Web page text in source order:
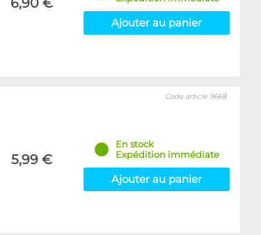
Ajouter au panier
5,99 €
Code article 9668
En stock
Expédition immédiate
Ajouter au panier